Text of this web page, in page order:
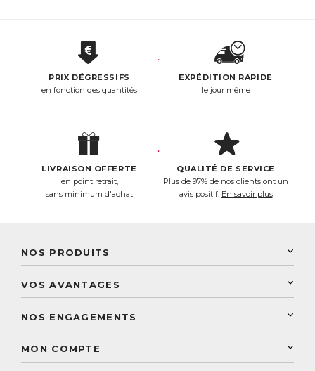
PRIX DÉGRESSIFS
en fonction des quantités
EXPÉDITION RAPIDE
le jour même
LIVRAISON OFFERTE
en point retrait,
sans minimum d'achat
QUALITÉ DE SERVICE
Plus de 97% de nos clients ont un
avis positif. En savoir plus
NOS PRODUITS
Laboratoire Landais
Découvrez le catalogue
VOS AVANTAGES
Paiement sécurisé
Conseils personnalisés
NOS ENGAGEMENTS
MON COMPTE